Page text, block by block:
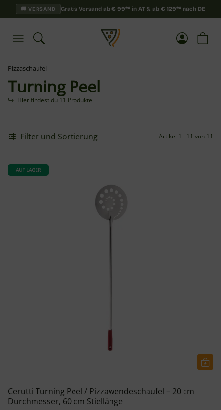
🚚 VERSAND Gratis Versand ab € 99** in AT & ab € 129** nach DE
Pizzaschaufel
Turning Peel
Hier findest du 11 Produkte
Filter und Sortierung Artikel 1 - 11 von 11
AUF LAGER
Cerutti Turning Peel / Pizzawendeschaufel – 20 cm
Durchmesser, 60 cm Stiellänge